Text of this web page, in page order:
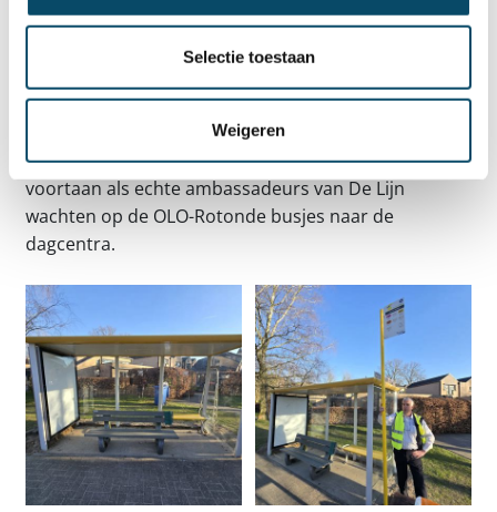
Selectie toestaan
Weigeren
Extra cadeautjes
Als afsluiter had Erik nog enkele kleine cadeautjes
mee voor de bewoners. Iedereen kreeg een fluohesje
en pasjes van De Lijn. Zo zullen de bewoners
voortaan als echte ambassadeurs van De Lijn
wachten op de OLO-Rotonde busjes naar de
dagcentra.